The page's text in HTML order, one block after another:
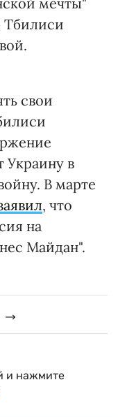
Тбилиси
свои
Украину в
В марте
, что
на
Майдан".
и нажмите